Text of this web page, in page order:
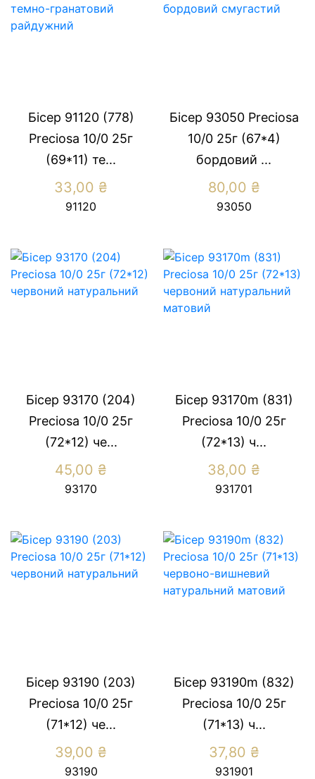
Бісер 91120 (778)
Preсiosa 10/0 25г
(69*11) те...
33,00 ₴
91120
Бісер 93050 Preсiosa
10/0 25г (67*4)
бордовий ...
80,00 ₴
93050
Бісер 93170 (204)
Preсiosa 10/0 25г
(72*12) че...
45,00 ₴
93170
Бісер 93170m (831)
Preсiosa 10/0 25г
(72*13) ч...
38,00 ₴
931701
Бісер 93190 (203)
Preсiosa 10/0 25г
(71*12) че...
39,00 ₴
93190
Бісер 93190m (832)
Preсiosa 10/0 25г
(71*13) ч...
37,80 ₴
931901